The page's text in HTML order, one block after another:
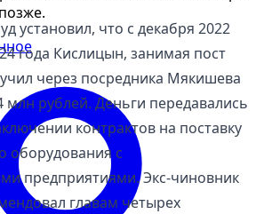
установил, что с декабря 2022
года Кислицын, занимая пост
через посредника Мякишева
млн рублей. Деньги передавались
контрактов на поставку
оборудования с
предприятиями. Экс-чиновник
главам четырех